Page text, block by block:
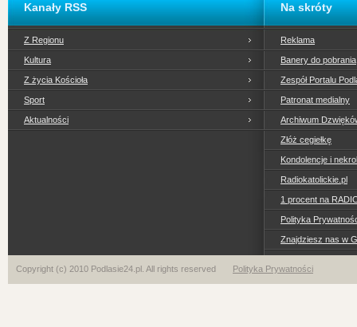
Kanały RSS
Z Regionu
Kultura
Z życia Kościoła
Sport
Aktualności
Na skróty
Reklama
Banery do pobrania
Zespół Portalu
Patronat medialny
Archiwum
Złóż cegiełkę
Kondolencje i
Radiokatolickie.pl
1 procent na
Polityka
Znajdziesz nas w
Copyright (c) 2010 Podlasie24.pl. All rights reserved Polityka Prywatności